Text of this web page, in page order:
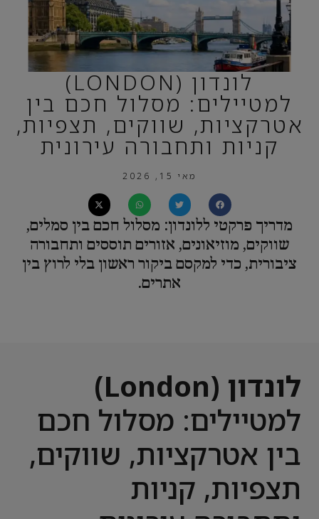
לונדון (LONDON)
למטיילים: מסלול חכם בין
אטרקציות, שווקים, תצפיות,
קניות ותחבורה עירונית
מאי 15, 2026
מדריך פרקטי ללונדון: מסלול חכם בין סמלים,
שווקים, מוזיאונים, אזורים תוססים ותחבורה
ציבורית, כדי למקסם ביקור ראשון בלי לרוץ בין
אתרים.
לונדון (London)
למטיילים: מסלול חכם
בין אטרקציות, שווקים,
תצפיות, קניות